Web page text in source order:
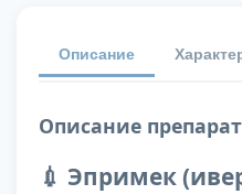
Описание
Описание
💉 Эпримек